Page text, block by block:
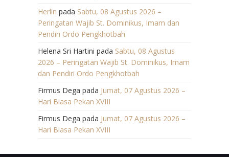
Herlin pada Sabtu, 08 Agustus 2026 –
Peringatan Wajib St. Dominikus, Imam dan
Pendiri Ordo Pengkhotbah
Helena Sri Hartini pada Sabtu, 08 Agustus
2026 – Peringatan Wajib St. Dominikus, Imam
dan Pendiri Ordo Pengkhotbah
Firmus Dega pada Jumat, 07 Agustus 2026 –
Hari Biasa Pekan XVIII
Firmus Dega pada Jumat, 07 Agustus 2026 –
Hari Biasa Pekan XVIII